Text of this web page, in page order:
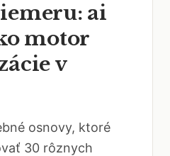
ai
motor
v
osnovy, ktoré
30 rôznych